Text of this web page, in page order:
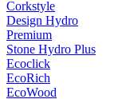
Corkstyle
Design Hydro
Premium
Stone Hydro Plus
Ecoclick
EcoRich
EcoWood